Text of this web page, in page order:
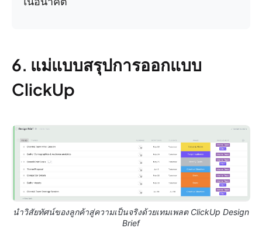
6. แม่แบบสรุปการออกแบบ
ClickUp
นำวิสัยทัศน์ของลูกค้าสู่ความเป็นจริงด้วยเทมเพลต ClickUp Design
Brief